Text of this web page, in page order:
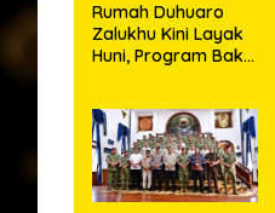
Rumah Duhuaro
Zalukhu Kini Layak
Huni, Program Bakti
Nias Utara